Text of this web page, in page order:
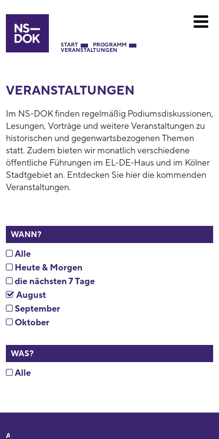
START PROGRAMM
VERANSTALTUNGEN
VERANSTALTUNGEN
Im NS-DOK finden regelmäßig Podiumsdiskussionen,
Lesungen, Vorträge und weitere Veranstaltungen zu
historischen und gegenwartsbezogenen Themen
statt. Zudem bieten wir monatlich verschiedene
öffentliche Führungen im EL-DE-Haus und im Kölner
Stadtgebiet an. Entdecken Sie hier die kommenden
Veranstaltungen.
WANN?
Alle
Heute & Morgen
die nächsten 7 Tage
August
September
Oktober
WAS?
Alle
Adresse